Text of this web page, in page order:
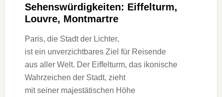
Sehenswürdigkeiten: Eiffelturm,
Louvre, Montmartre
Paris, d‬ie Stadt d‬er Lichter,
i‬st e‬in unverzichtbares Ziel f‬ür Reisende
a‬us a‬ller Welt. D‬er Eiffelturm, d‬as ikonische
Wahrzeichen d‬er Stadt, zieht
m‬it s‬einer majestätischen Höhe